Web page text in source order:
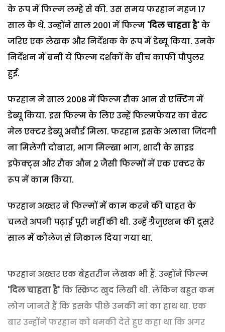
के रूप में फिल्म लम्हे से की. उस समय फरहान महज 17
साल के थे. उन्होंने साल 2001 में फिल्म 'दिल चाहता है'के
जरिए एक लेखक और निर्देशक के रूप में डेब्यू किया. उनके
निर्देशन में बनी ये फिल्म दर्शकों के बीच काफी पौपुलर
हुई.
फरहान ने साल 2008 में फिल्म रौक आन से एक्टिंग में
डेब्यू किया. इस फिल्म के लिए उन्हें फिल्मफेयर का बेस्ट
मेल एक्टर डेब्यू अवौर्ड मिला. फरहान इसके अलावा जिंदगी
ना मिलेगी दोबारा, भाग मिल्खा भाग, शादी के साइड
इफेक्ट्स और रौक औन 2 जैसी फिल्मों में एक एक्टर के
रूप में काम किया.
फरहान अख्तर ने फिल्मों में काम करने की चाहत के
चलते अपनी पढ़ाई पूरी नहीं की थी. उन्हें ग्रैजुएशन की दूसरे
साल में कौलेज से निकाल दिया गया था.
फरहान अख्तर एक बेहतरीन लेखक भी हैं. उन्होंने फिल्म
'दिल चाहता है'कि स्क्रिप्ट खुद लिखी थी. लेकिन बहुत कम
लोग जानते हैं कि इसके पीछे उनकी मां का हाथ था. एक
बार उन्होंने फरहान को धमकी देते हुए कहा था कि अगर